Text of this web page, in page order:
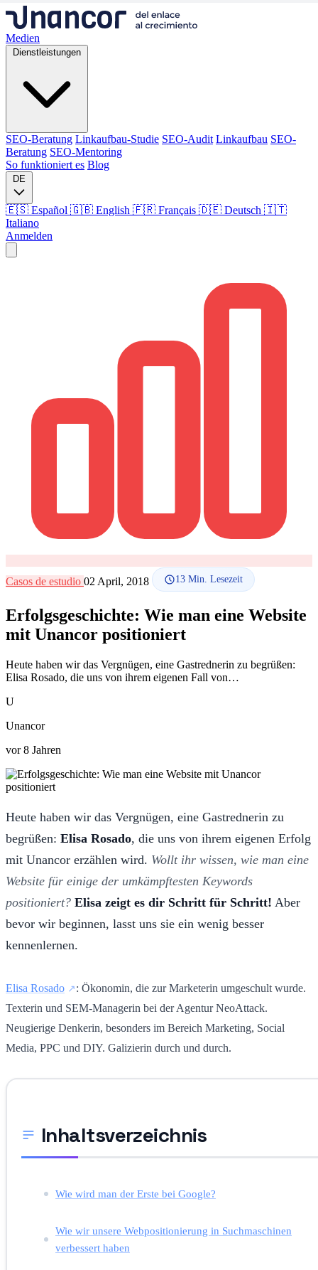
Medien
Dienstleistungen
SEO-Beratung Linkaufbau-Studie SEO-Audit Linkaufbau SEO-
Beratung SEO-Mentoring
So funktioniert es Blog
DE
🇪🇸 Español 🇬🇧 English 🇫🇷 Français 🇩🇪 Deutsch 🇮🇹
Italiano
Anmelden
Linkaufbau-Studie SEO-Audit
Sprache
Casos de estudio 02 April, 2018 13 Min. Lesezeit
Erfolgsgeschichte: Wie man eine Website
mit Unancor positioniert
Heute haben wir das Vergnügen, eine Gastrednerin zu begrüßen:
Elisa Rosado, die uns von ihrem eigenen Fall von…
U
Unancor
vor 8 Jahren
Heute haben wir das Vergnügen, eine Gastrednerin zu
begrüßen: Elisa Rosado, die uns von ihrem eigenen Erfolg
mit Unancor erzählen wird. Wollt ihr wissen, wie man eine
Website für einige der umkämpftesten Keywords
positioniert? Elisa zeigt es dir Schritt für Schritt! Aber
bevor wir beginnen, lasst uns sie ein wenig besser
kennenlernen.
Elisa Rosado
: Ökonomin, die zur Marketerin umgeschult wurde.
Texterin und SEM-Managerin bei der Agentur NeoAttack.
Neugierige Denkerin, besonders im Bereich Marketing, Social
Media, PPC und DIY. Galizierin durch und durch.
Inhaltsverzeichnis
Wie wird man der Erste bei Google?
Wie wir unsere Webpositionierung in Suchmaschinen
verbessert haben